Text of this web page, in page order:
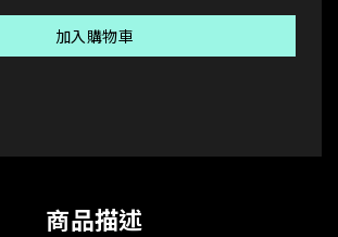
加入購物車
商品描述